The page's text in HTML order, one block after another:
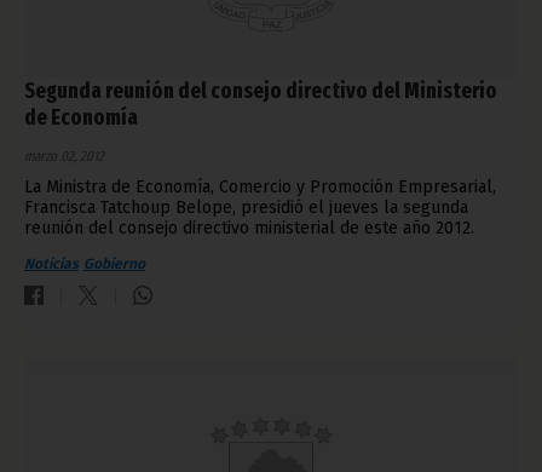
Segunda reunión del consejo directivo del Ministerio
de Economía
marzo 02, 2012
La Ministra de Economía, Comercio y Promoción Empresarial,
Francisca Tatchoup Belope, presidió el jueves la segunda
reunión del consejo directivo ministerial de este año 2012.
Noticias Gobierno